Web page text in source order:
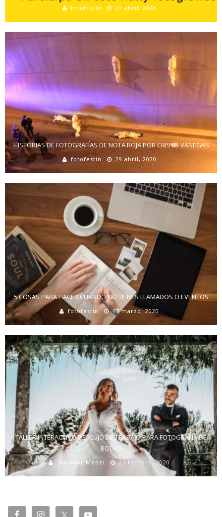
fotofestín 29 abril, 2020
HISTORIAS DE FOTOGRAFÍAS DE NOTA ROJA POR CRISTO VANEGAS
fotofestín 29 abril, 2020
5 COSAS PARA HACER CUANDO NO TIENES LLAMADOS O EVENTOS
fotofestín 17 marzo, 2020
TALLER INTERACTIVO DE FLUJO DE TRABAJO PARA FOTOGRAFÍA DE
BODAS
Salvador Medel 21 febrero, 2020